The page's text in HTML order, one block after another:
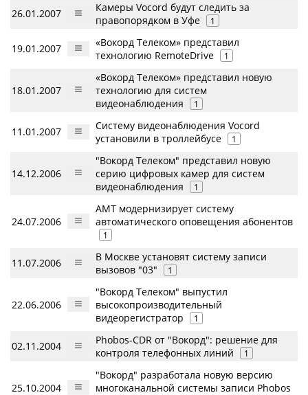
26.01.2007
Камеры Vocord будут следить за
правопорядком в Уфе
1
19.01.2007
«Вокорд Телеком» представил
технологию RemoteDrive
1
18.01.2007
«Вокорд Телеком» представил новую
технологию для систем
видеонаблюдения
1
11.01.2007
Систему видеонаблюдения Vocord
установили в троллейбусе
1
14.12.2006
"Вокорд Телеком" представил новую
серию цифровых камер для систем
видеонаблюдения
1
24.07.2006
АМТ модернизирует систему
автоматического оповещения абонентов
1
11.07.2006
В Москве установят систему записи
вызовов "03"
1
22.06.2006
"Вокорд Телеком" выпустил
высокопроизводительный
видеорегистратор
1
02.11.2004
Phobos-CDR от "Вокорд": решение для
контроля телефонных линий
1
25.10.2004
"Вокорд" разработала новую версию
многоканальной системы записи Phobos